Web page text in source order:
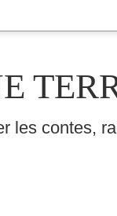
les contes,